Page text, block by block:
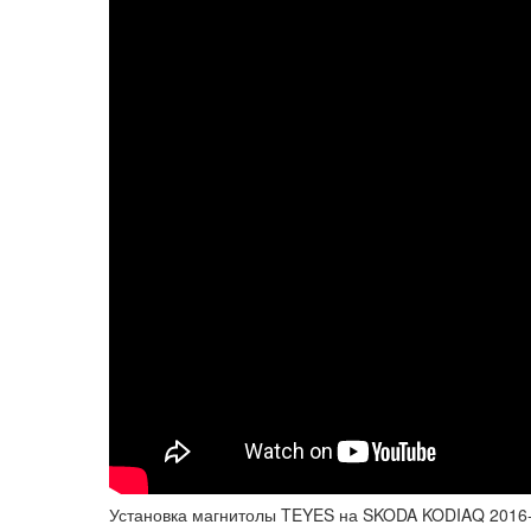
Установка магнитолы TEYES на SKODA KODIAQ